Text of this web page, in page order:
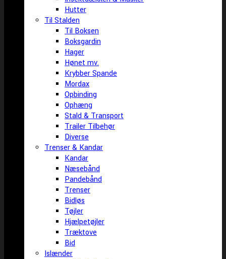
Hutter
Til Stalden
Til Boksen
Boksgardin
Hager
Hønet mv.
Krybber Spande
Mordax
Opbinding
Ophæng
Stald & Transport
Trailer Tilbehør
Diverse
Trenser & Kandar
Kandar
Næsebånd
Pandebånd
Trenser
Bidløs
Tøjler
Hjælpetøjler
Træktove
Bid
Islænder